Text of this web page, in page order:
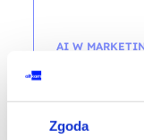
Zgoda
AI W